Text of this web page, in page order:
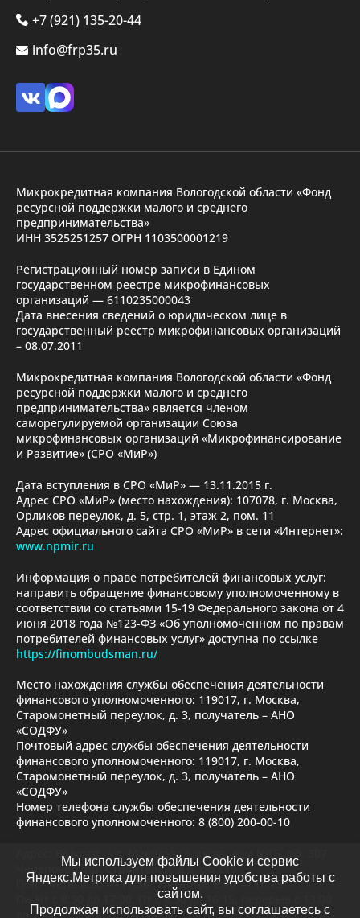
+7 (921) 135-20-44
info@frp35.ru
Микрокредитная компания Вологодской области «Фонд
ресурсной поддержки малого и среднего
предпринимательства»
ИНН 3525251257 ОГРН 1103500001219
Регистрационный номер записи в Едином
государственном реестре микрофинансовых
организаций — 6110235000043
Дата внесения сведений о юридическом лице в
государственный реестр микрофинансовых организаций
– 08.07.2011
Микрокредитная компания Вологодской области «Фонд
ресурсной поддержки малого и среднего
предпринимательства» является членом
саморегулируемой организации Союза
микрофинансовых организаций «Микрофинансирование
и Развитие» (СРО «МиР»)
Дата вступления в СРО «МиР» — 13.11.2015 г.
Адрес СРО «МиР» (место нахождения): 107078, г. Москва,
Орликов переулок, д. 5, стр. 1, этаж 2, пом. 11
Адрес официального сайта СРО «МиР» в сети «Интернет»:
www.npmir.ru
Информация о праве потребителей финансовых услуг:
направить обращение финансовому уполномоченному в
соответствии со статьями 15-19 Федерального закона от 4
июня 2018 года №123-ФЗ «Об уполномоченном по правам
потребителей финансовых услуг» доступна по ссылке
https://finombudsman.ru/
Место нахождения службы обеспечения деятельности
финансового уполномоченного: 119017, г. Москва,
Старомонетный переулок, д. 3, получатель – АНО
«СОДФУ»
Почтовый адрес службы обеспечения деятельности
финансового уполномоченного: 119017, г. Москва,
Старомонетный переулок, д. 3, получатель – АНО
«СОДФУ»
Номер телефона службы обеспечения деятельности
финансового уполномоченного: 8 (800) 200-00-10
Адрес: Вологда , ул. Маршала Конева, дом №15, оф. 307
Череповец, пр. Строителей, д.6, оф.219
Пон.- четв. 8.30 — 17.30 Пятница: 8.30 — 16.15
Пн-Чт с 8:30 до 17:30, Пт с 8:30 до 16:15, перерыв с 13:00
до 13:45, Сб и Вс – выходной
Мы используем файлы Cookie и сервис
Яндекс.Метрика для повышения удобства работы с
сайтом.
Продолжая использовать сайт, вы соглашаетесь с